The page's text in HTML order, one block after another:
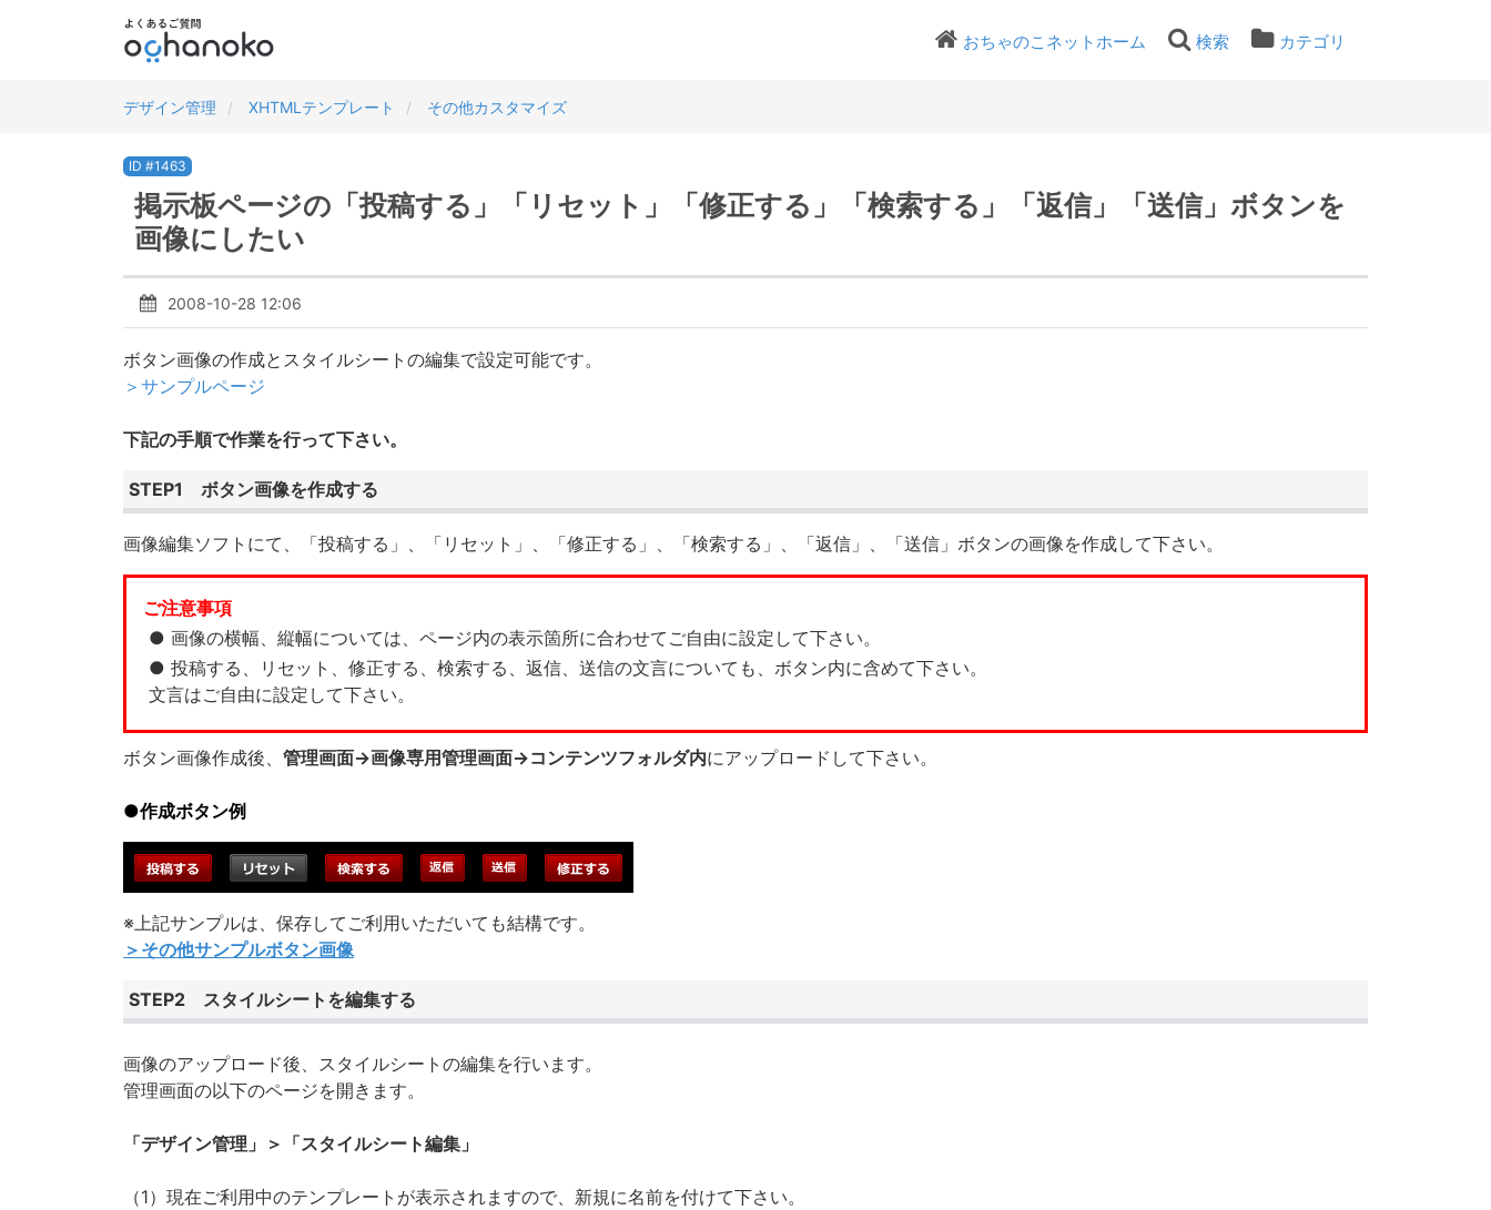
おちゃのこネットホーム 検索 カテゴリ
デザイン管理 XHTMLテンプレート その他カスタマイズ
ID #1463
掲示板ページの「投稿する」「リセット」「修正する」「検索する」「返信」「送信」ボタンを
画像にしたい
2008-10-28 12:06
ボタン画像の作成とスタイルシートの編集で設定可能です。
＞サンプルページ
下記の手順で作業を行って下さい。
STEP1 ボタン画像を作成する
画像編集ソフトにて、「投稿する」、「リセット」、「修正する」、「検索する」、「返信」、「送信」ボタンの画像を作成して下さい。
ご注意事項
● 画像の横幅、縦幅については、ページ内の表示箇所に合わせてご自由に設定して下さい。
● 投稿する、リセット、修正する、検索する、返信、送信の文言についても、ボタン内に含めて下さい。
文言はご自由に設定して下さい。
ボタン画像作成後、 管理画面→画像専用管理画面→コンテンツフォルダ内にアップロードして下さい。
●作成ボタン例
※上記サンプルは、保存してご利用いただいても結構です。
＞その他サンプルボタン画像
STEP2 スタイルシートを編集する
画像のアップロード後、スタイルシートの編集を行います。
管理画面の以下のページを開きます。
「デザイン管理」＞「スタイルシート編集」
（1）現在ご利用中のテンプレートが表示されますので、新規に名前を付けて下さい。